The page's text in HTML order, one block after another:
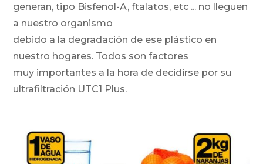
generan, tipo Bisfenol-A, ftalatos, etc ... no lleguen
a nuestro organismo
debido a la degradación de ese plástico en
nuestro hogares. Todos son factores
muy importantes a la hora de decidirse por su
ultrafiltración UTC1 Plus.